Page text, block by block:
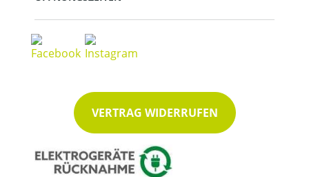
VERTRAG WIDERRUFEN